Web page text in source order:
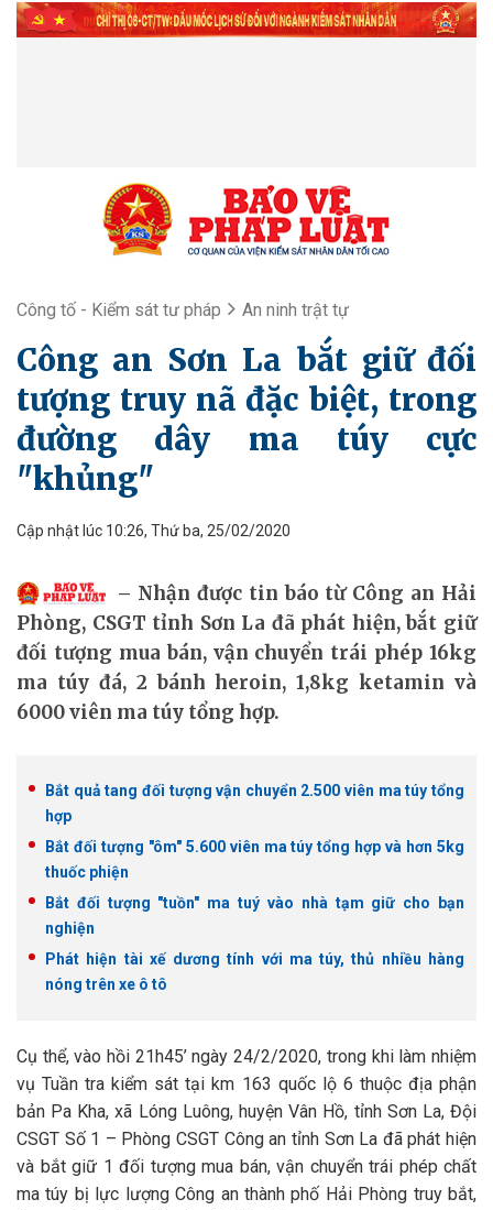
Công tố - Kiểm sát tư pháp An ninh trật tự
Công an Sơn La bắt giữ đối
tượng truy nã đặc biệt, trong
đường dây ma túy cực
"khủng"
Cập nhật lúc 10:26, Thứ ba, 25/02/2020
Nhận được tin báo từ Công an Hải
Phòng, CSGT tỉnh Sơn La đã phát hiện, bắt giữ
đối tượng mua bán, vận chuyển trái phép 16kg
ma túy đá, 2 bánh heroin, 1,8kg ketamin và
6000 viên ma túy tổng hợp.
Bắt quả tang đối tượng vận chuyển 2.500 viên ma túy tổng
hợp
Bắt đối tượng "ôm" 5.600 viên ma túy tổng hợp và hơn 5kg
thuốc phiện
Bắt đối tượng "tuồn" ma tuý vào nhà tạm giữ cho bạn
nghiện
Phát hiện tài xế dương tính với ma túy, thủ nhiều hàng
nóng trên xe ô tô
Cụ thể, vào hồi 21h45’ ngày 24/2/2020, trong khi làm nhiệm
vụ Tuần tra kiểm sát tại km 163 quốc lộ 6 thuộc địa phận
bản Pa Kha, xã Lóng Luông, huyện Vân Hồ, tỉnh Sơn La, Đội
CSGT Số 1 – Phòng CSGT Công an tỉnh Sơn La đã phát hiện
và bắt giữ 1 đối tượng mua bán, vận chuyển trái phép chất
ma túy bị lực lượng Công an thành phố Hải Phòng truy bắt,